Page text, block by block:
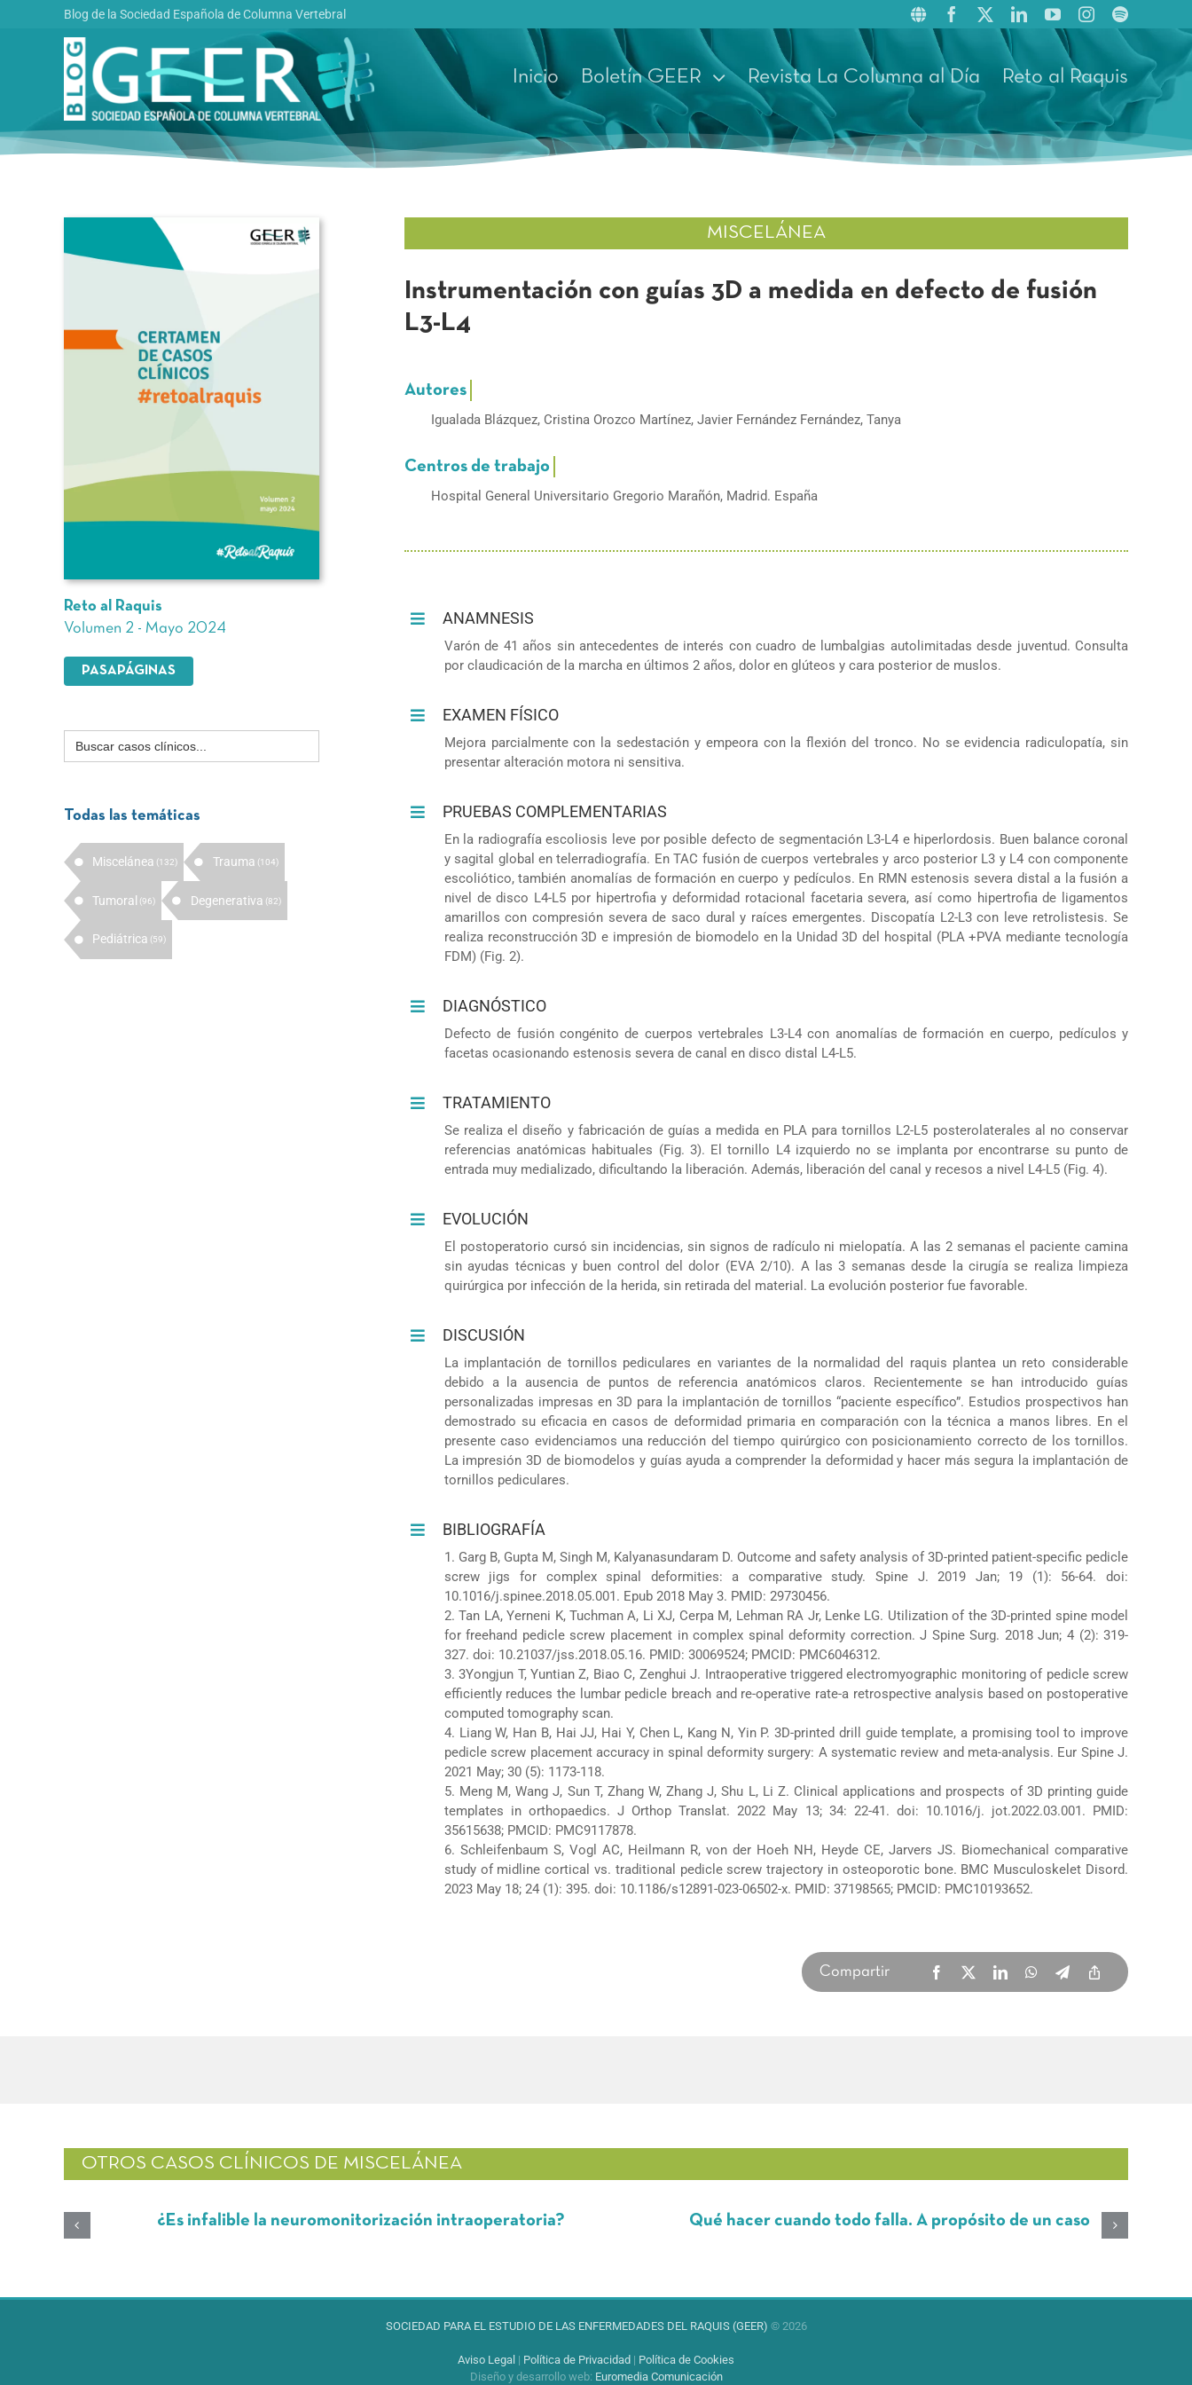
Blog de la Sociedad Española de Columna Vertebral
Inicio Boletín GEER Revista La Columna al Día Reto al Raquis
Reto al Raquis
Volumen 2 - Mayo 2024
PASAPÁGINAS
Buscar:
Todas las temáticas
Miscelánea (132) Trauma (104)
Tumoral (96) Degenerativa (82)
Pediátrica (59)
MISCELÁNEA
Instrumentación con guías 3D a medida en defecto de fusión
L3-L4
Igualada Blázquez, Cristina Orozco Martínez, Javier Fernández Fernández, Tanya
Hospital General Universitario Gregorio Marañón, Madrid. España
ANAMNESIS
Varón de 41 años sin antecedentes de interés con cuadro de lumbalgias autolimitadas desde juventud. Consulta
por claudicación de la marcha en últimos 2 años, dolor en glúteos y cara posterior de muslos.
EXAMEN FÍSICO
Mejora parcialmente con la sedestación y empeora con la flexión del tronco. No se evidencia radiculopatía, sin
presentar alteración motora ni sensitiva.
PRUEBAS COMPLEMENTARIAS
En la radiografía escoliosis leve por posible defecto de segmentación L3-L4 e hiperlordosis. Buen balance coronal
y sagital global en telerradiografía. En TAC fusión de cuerpos vertebrales y arco posterior L3 y L4 con componente
escoliótico, también anomalías de formación en cuerpo y pedículos. En RMN estenosis severa distal a la fusión a
nivel de disco L4-L5 por hipertrofia y deformidad rotacional facetaria severa, así como hipertrofia de ligamentos
amarillos con compresión severa de saco dural y raíces emergentes. Discopatía L2-L3 con leve retrolistesis. Se
realiza reconstrucción 3D e impresión de biomodelo en la Unidad 3D del hospital (PLA +PVA mediante tecnología
FDM) (Fig. 2).
DIAGNÓSTICO
Defecto de fusión congénito de cuerpos vertebrales L3-L4 con anomalías de formación en cuerpo, pedículos y
facetas ocasionando estenosis severa de canal en disco distal L4-L5.
TRATAMIENTO
Se realiza el diseño y fabricación de guías a medida en PLA para tornillos L2-L5 posterolaterales al no conservar
referencias anatómicas habituales (Fig. 3). El tornillo L4 izquierdo no se implanta por encontrarse su punto de
entrada muy medializado, dificultando la liberación. Además, liberación del canal y recesos a nivel L4-L5 (Fig. 4).
EVOLUCIÓN
El postoperatorio cursó sin incidencias, sin signos de radículo ni mielopatía. A las 2 semanas el paciente camina
sin ayudas técnicas y buen control del dolor (EVA 2/10). A las 3 semanas desde la cirugía se realiza limpieza
quirúrgica por infección de la herida, sin retirada del material. La evolución posterior fue favorable.
DISCUSIÓN
La implantación de tornillos pediculares en variantes de la normalidad del raquis plantea un reto considerable
debido a la ausencia de puntos de referencia anatómicos claros. Recientemente se han introducido guías
personalizadas impresas en 3D para la implantación de tornillos “paciente específico”. Estudios prospectivos han
demostrado su eficacia en casos de deformidad primaria en comparación con la técnica a manos libres. En el
presente caso evidenciamos una reducción del tiempo quirúrgico con posicionamiento correcto de los tornillos.
La impresión 3D de biomodelos y guías ayuda a comprender la deformidad y hacer más segura la implantación de
tornillos pediculares.
BIBLIOGRAFÍA
1. Garg B, Gupta M, Singh M, Kalyanasundaram D. Outcome and safety analysis of 3D-printed patient-specific pedicle
screw jigs for complex spinal deformities: a comparative study. Spine J. 2019 Jan; 19 (1): 56-64. doi:
10.1016/j.spinee.2018.05.001. Epub 2018 May 3. PMID: 29730456.
2. Tan LA, Yerneni K, Tuchman A, Li XJ, Cerpa M, Lehman RA Jr, Lenke LG. Utilization of the 3D-printed spine model
for freehand pedicle screw placement in complex spinal deformity correction. J Spine Surg. 2018 Jun; 4 (2): 319-
327. doi: 10.21037/jss.2018.05.16. PMID: 30069524; PMCID: PMC6046312.
3. 3Yongjun T, Yuntian Z, Biao C, Zenghui J. Intraoperative triggered electromyographic monitoring of pedicle screw
efficiently reduces the lumbar pedicle breach and re-operative rate-a retrospective analysis based on postoperative
computed tomography scan.
4. Liang W, Han B, Hai JJ, Hai Y, Chen L, Kang N, Yin P. 3D-printed drill guide template, a promising tool to improve
pedicle screw placement accuracy in spinal deformity surgery: A systematic review and meta-analysis. Eur Spine J.
2021 May; 30 (5): 1173-118.
5. Meng M, Wang J, Sun T, Zhang W, Zhang J, Shu L, Li Z. Clinical applications and prospects of 3D printing guide
templates in orthopaedics. J Orthop Translat. 2022 May 13; 34: 22-41. doi: 10.1016/j. jot.2022.03.001. PMID:
35615638; PMCID: PMC9117878.
6. Schleifenbaum S, Vogl AC, Heilmann R, von der Hoeh NH, Heyde CE, Jarvers JS. Biomechanical comparative
study of midline cortical vs. traditional pedicle screw trajectory in osteoporotic bone. BMC Musculoskelet Disord.
2023 May 18; 24 (1): 395. doi: 10.1186/s12891-023-06502-x. PMID: 37198565; PMCID: PMC10193652.
Compartir
OTROS CASOS CLÍNICOS DE MISCELÁNEA
¿Es infalible la neuromonitorización intraoperatoria? Qué hacer cuando todo falla. A propósito de un caso
SOCIEDAD PARA EL ESTUDIO DE LAS ENFERMEDADES DEL RAQUIS (GEER) © 2026
Aviso Legal | Política de Privacidad | Política de Cookies
Diseño y desarrollo web: Euromedia Comunicación